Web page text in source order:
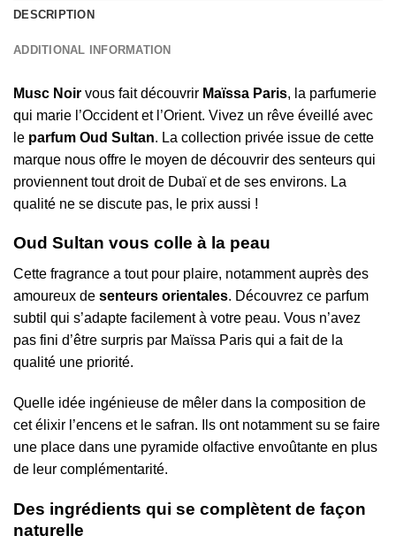
DESCRIPTION
ADDITIONAL INFORMATION
Musc Noir vous fait découvrir Maïssa Paris, la parfumerie
qui marie l’Occident et l’Orient. Vivez un rêve éveillé avec
le parfum Oud Sultan. La collection privée issue de cette
marque nous offre le moyen de découvrir des senteurs qui
proviennent tout droit de Dubaï et de ses environs. La
qualité ne se discute pas, le prix aussi !
Oud Sultan vous colle à la peau
Cette fragrance a tout pour plaire, notamment auprès des
amoureux de senteurs orientales. Découvrez ce parfum
subtil qui s’adapte facilement à votre peau. Vous n’avez
pas fini d’être surpris par Maïssa Paris qui a fait de la
qualité une priorité.
Quelle idée ingénieuse de mêler dans la composition de
cet élixir l’encens et le safran. Ils ont notamment su se faire
une place dans une pyramide olfactive envoûtante en plus
de leur complémentarité.
Des ingrédients qui se complètent de façon
naturelle